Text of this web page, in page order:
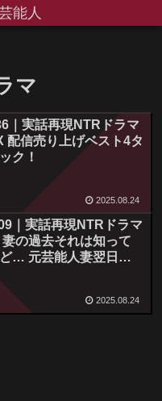
能人
マ
｜実話再現NTRドラマ
配信売り上げベスト4タ
ク！
2025.08.24
｜実話再現NTRドラマ
の過去それは知って
… 元芸能人妻翌日ネ
茎粗チンなボクが元芸
カチン前夫に寝取られ
た完全経緯 卯水咲流2025.08.24